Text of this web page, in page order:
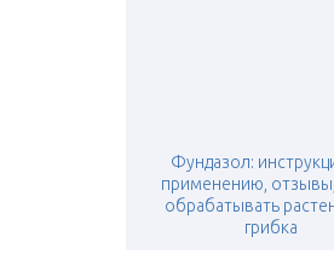
Фундазол:
применению, отзывы,
обрабатывать
грибка